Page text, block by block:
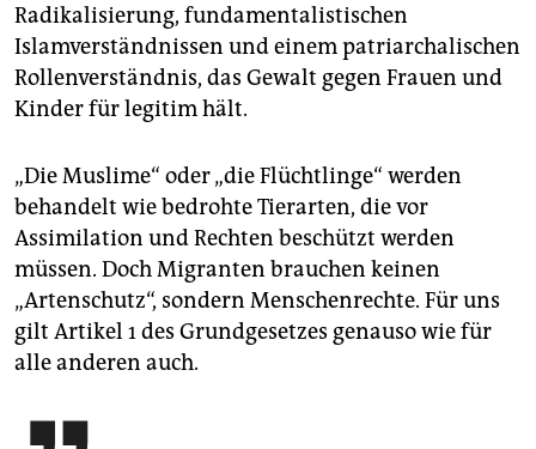
Radikalisierung, fundamentalistischen
Islamverständnissen und einem patriarchalischen
Rollenverständnis, das Gewalt gegen Frauen und
Kinder für legitim hält.
„Die Muslime“ oder „die Flüchtlinge“ werden
behandelt wie bedrohte Tierarten, die vor
Assimilation und Rechten beschützt werden
müssen. Doch Migranten brauchen keinen
„Artenschutz“, sondern Menschenrechte. Für uns
gilt Artikel 1 des Grundgesetzes genauso wie für
alle anderen auch.